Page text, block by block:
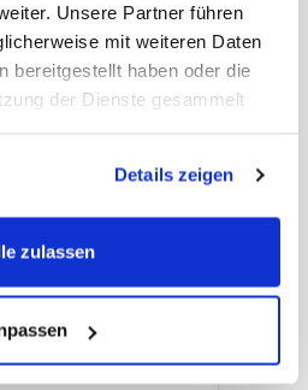
Unsere Partner führen
mit weiteren Daten
bereitgestellt haben oder die
der Dienste gesammelt
Details zeigen
zulassen
- +